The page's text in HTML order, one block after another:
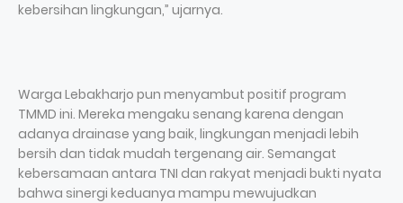
kebersihan lingkungan,” ujarnya.
Warga Lebakharjo pun menyambut positif program
TMMD ini. Mereka mengaku senang karena dengan
adanya drainase yang baik, lingkungan menjadi lebih
bersih dan tidak mudah tergenang air. Semangat
kebersamaan antara TNI dan rakyat menjadi bukti nyata
bahwa sinergi keduanya mampu mewujudkan